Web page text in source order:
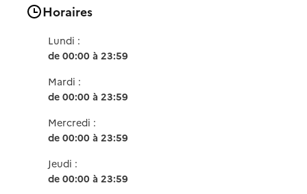
Horaires
Lundi :
de 00:00 à 23:59
Mardi :
de 00:00 à 23:59
Mercredi :
de 00:00 à 23:59
Jeudi :
de 00:00 à 23:59